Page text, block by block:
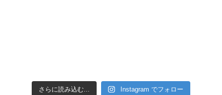
さらに読み込む... Instagram でフォロー